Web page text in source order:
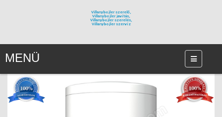
Villanybojler szerelő,
Villanybojler javítás,
Villanybojler szerelés,
Villanybojler szervíz
MENÜ